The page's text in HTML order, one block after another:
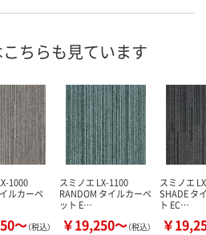
ちらも見ています
1000
ルカーペ
～（税込）
スミノエ LX-1100
RANDOM タイルカーペ
ット E…
￥19,250～（税込）
スミノエ
SHADE タ
ト EC…
￥